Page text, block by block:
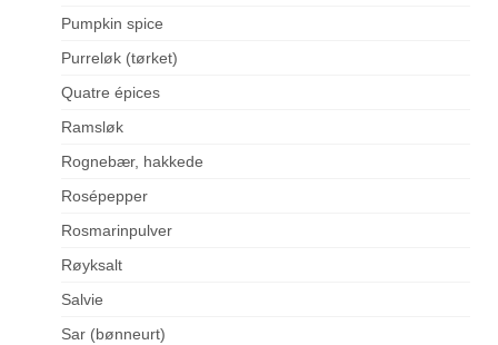
Pumpkin spice
Purreløk (tørket)
Quatre épices
Ramsløk
Rognebær, hakkede
Rosépepper
Rosmarinpulver
Røyksalt
Salvie
Sar (bønneurt)